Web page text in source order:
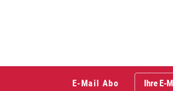
Fusszeile
E-Mail Abo